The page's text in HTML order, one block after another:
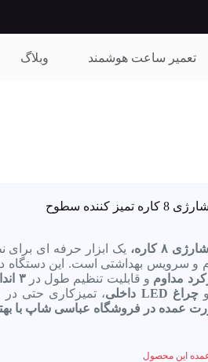
تعمیر ساعت هوشمند وبلاگ
کننده سطوح
۸ کاره،
یک ابزار حرفه‌ ای
و سرویس بهداشتی است. این دستگاه
و قابلیت تنظیم طول در۳ اندازه مختلف
وچراغ LED داخلی ، تمیزکاری حتی
عمده در فروشگاه عباسی شاپ با
این محصول